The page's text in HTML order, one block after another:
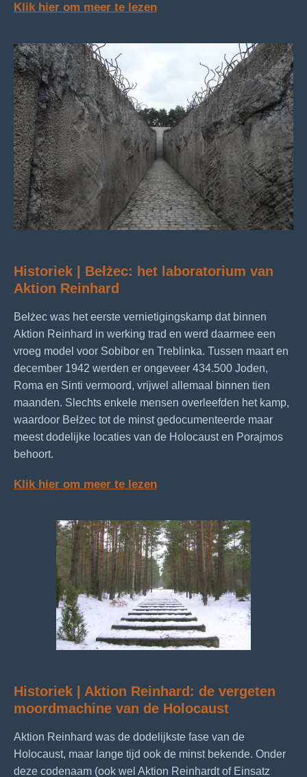
Klik hier om meer te lezen
Historiek | Bełżec: het laboratorium van
Aktion Reinhard
Bełżec was het eerste vernietigingskamp dat binnen
Aktion Reinhard in werking trad en werd daarmee een
vroeg model voor Sobibor en Treblinka. Tussen maart en
december 1942 werden er ongeveer 434.500 Joden,
Roma en Sinti vermoord, vrijwel allemaal binnen tien
maanden. Slechts enkele mensen overleefden het kamp,
waardoor Bełżec tot de minst gedocumenteerde maar
meest dodelijke locaties van de Holocaust en Porajmos
behoort.
Klik hier om meer te lezen
Historiek | Aktion Reinhard: de vergeten
moordmachine van de Holocaust
Aktion Reinhard was de dodelijkste fase van de
Holocaust, maar lange tijd ook de minst bekende. Onder
deze codenaam (ook wel Aktion Reinhardt of Einsatz